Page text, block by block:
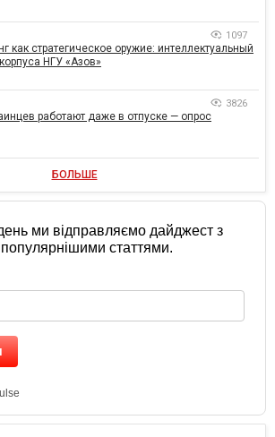
1097
как стратегическое оружие: интеллектуальный
НГУ «Азов»
3826
работают даже в отпуске — опрос
БОЛЬШЕ
ми відправляємо дайджест з
статтями.